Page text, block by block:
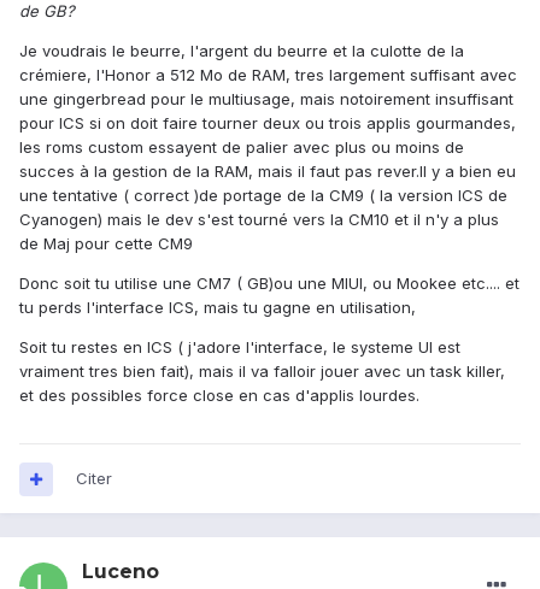
de GB?
Je voudrais le beurre, l'argent du beurre et la culotte de la
crémiere, l'Honor a 512 Mo de RAM, tres largement suffisant avec
une gingerbread pour le multiusage, mais notoirement insuffisant
pour ICS si on doit faire tourner deux ou trois applis gourmandes,
les roms custom essayent de palier avec plus ou moins de
succes à la gestion de la RAM, mais il faut pas rever.Il y a bien eu
une tentative ( correct )de portage de la CM9 ( la version ICS de
Cyanogen) mais le dev s'est tourné vers la CM10 et il n'y a plus
de Maj pour cette CM9
Donc soit tu utilise une CM7 ( GB)ou une MIUI, ou Mookee etc.... et
tu perds l'interface ICS, mais tu gagne en utilisation,
Soit tu restes en ICS ( j'adore l'interface, le systeme UI est
vraiment tres bien fait), mais il va falloir jouer avec un task killer,
et des possibles force close en cas d'applis lourdes.
Citer
Luceno